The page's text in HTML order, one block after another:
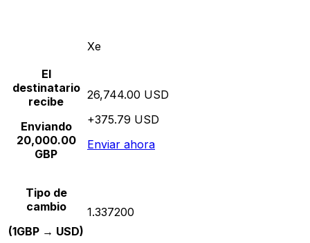
Xe
El
destinatario
recibe
Enviando
20,000.00
GBP
26,744.00 USD
+375.79 USD
Enviar ahora
Tipo de
cambio
(1GBP → USD)
1.337200